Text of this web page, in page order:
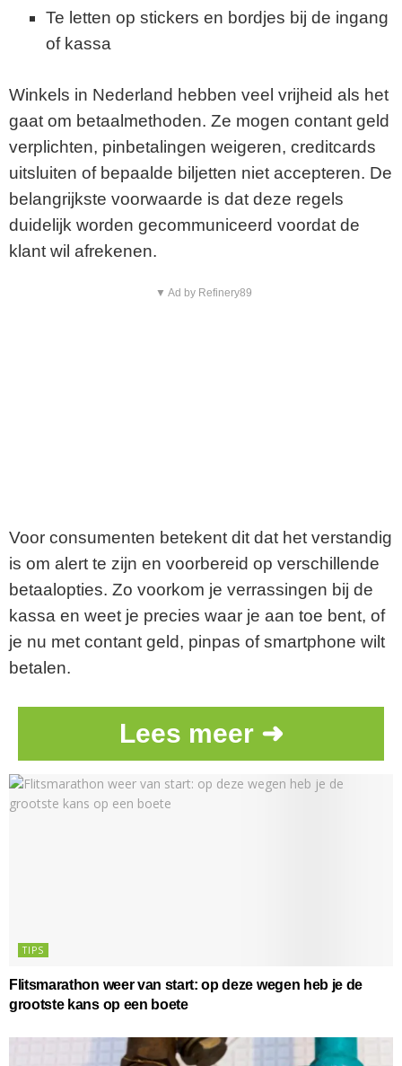
Te letten op stickers en bordjes bij de ingang
of kassa
Winkels in Nederland hebben veel vrijheid als het
gaat om betaalmethoden. Ze mogen contant geld
verplichten, pinbetalingen weigeren, creditcards
uitsluiten of bepaalde biljetten niet accepteren. De
belangrijkste voorwaarde is dat deze regels
duidelijk worden gecommuniceerd voordat de
klant wil afrekenen.
▼ Ad by Refinery89
Voor consumenten betekent dit dat het verstandig
is om alert te zijn en voorbereid op verschillende
betaalopties. Zo voorkom je verrassingen bij de
kassa en weet je precies waar je aan toe bent, of
je nu met contant geld, pinpas of smartphone wilt
betalen.
Lees meer ➜
TIPS
Flitsmarathon weer van start: op deze wegen heb je de
grootste kans op een boete